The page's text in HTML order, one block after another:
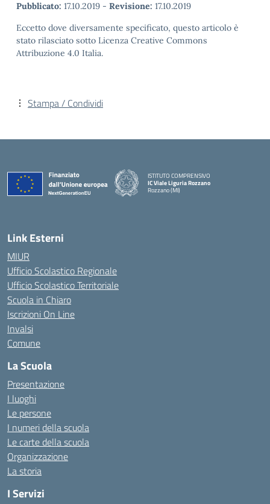
Pubblicato: 17.10.2019 - Revisione: 17.10.2019
Eccetto dove diversamente specificato, questo articolo è
stato rilasciato sotto Licenza Creative Commons
Attribuzione 4.0 Italia.
Stampa / Condividi
ISTITUTO COMPRENSIVO
IC Viale Liguria Rozzano
Rozzano (MI)
Link Esterni
MIUR
Ufficio Scolastico Regionale
Ufficio Scolastico Territoriale
Scuola in Chiaro
Iscrizioni On Line
Invalsi
Comune
La Scuola
Presentazione
I luoghi
Le persone
I numeri della scuola
Le carte della scuola
Organizzazione
La storia
I Servizi